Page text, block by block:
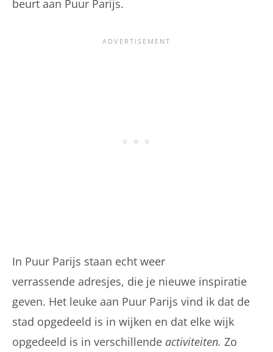
beurt aan Puur Parijs.
In Puur Parijs staan echt weer
verrassende adresjes, die je nieuwe inspiratie
geven. Het leuke aan Puur Parijs vind ik dat de
stad opgedeeld is in wijken en dat elke wijk
opgedeeld is in verschillende activiteiten. Zo